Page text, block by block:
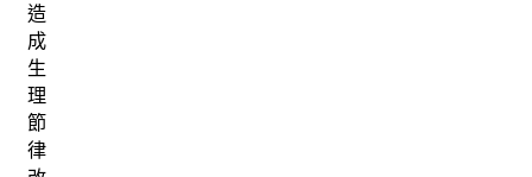
造
成
生
理
節
律